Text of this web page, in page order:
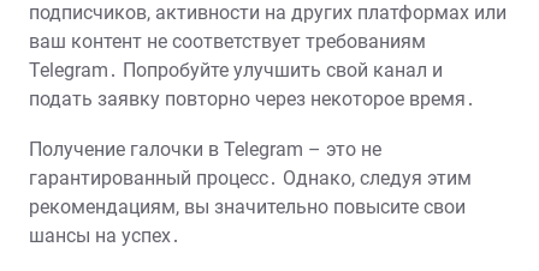
подписчиков, активности на других платформах или
ваш контент не соответствует требованиям
Telegram․ Попробуйте улучшить свой канал и
подать заявку повторно через некоторое время․
Получение галочки в Telegram – это не
гарантированный процесс․ Однако, следуя этим
рекомендациям, вы значительно повысите свои
шансы на успех․